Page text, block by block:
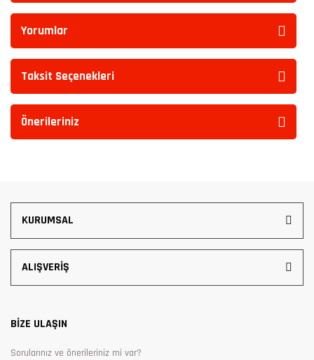
Yorumlar
Taksit Seçenekleri
Önerileriniz
KURUMSAL
ALIŞVERİŞ
BİZE ULAŞIN
Sorularınız ve önerileriniz mi var?